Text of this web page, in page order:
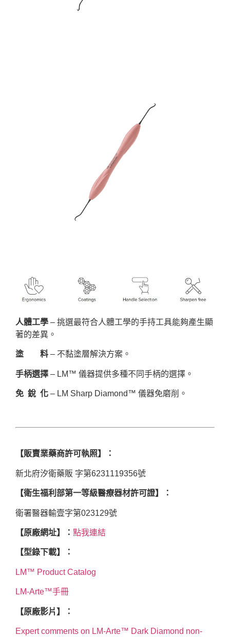
人體工學 – 挑選最符合人體工學的手持工具能夠產生顯
著的差異。
塗 料 – 不黏塗層解決方案。
手柄選擇 – LM™ 儀器提供多種不同手柄的選擇。
免 銳 化 – LM Sharp Diamond™ 儀器免磨削。
【販賣業藥商許可執照】：
新北府汐衛藥販 字第6231119356號
【衛生福利部第一等級醫療器材許可證】：
衛署醫器輸壹字第023129號
【原廠網址】： 點我連結
【型錄下載】：
LM™ Product Catalog
LM-Arte™手冊
【原廠影片】：
Expert comments on LM-Arte™ Dark Diamond non-